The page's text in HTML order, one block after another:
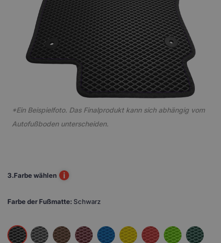
*Ein Beispielfoto. Das Finalprodukt kann sich abhängig vom
Autofußboden unterscheiden.
3.Farbe wählen i
Farbe der Fußmatte: Schwarz